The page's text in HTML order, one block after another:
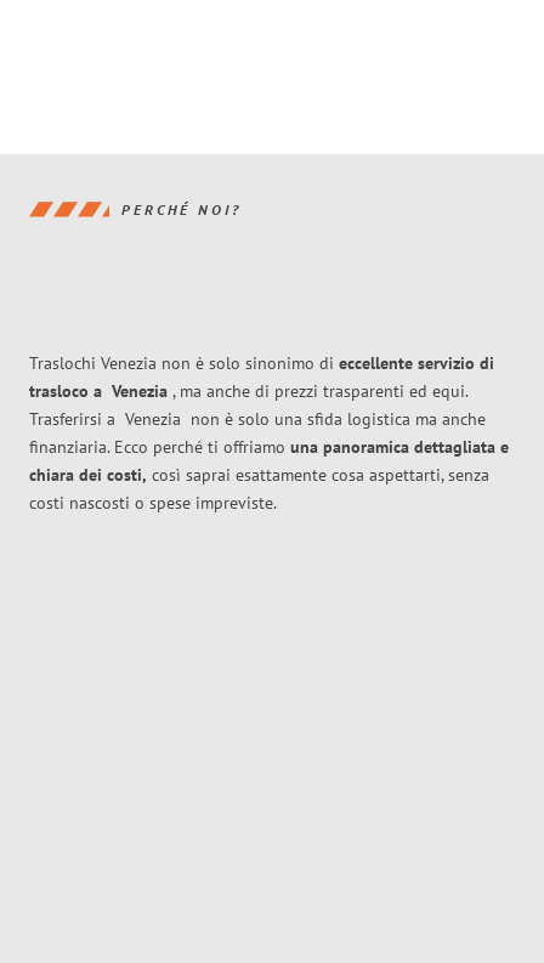
PERCHÉ NOI?
Traslochi Venezia non è solo sinonimo di eccellente servizio di
trasloco a Venezia , ma anche di prezzi trasparenti ed equi.
Trasferirsi a Venezia non è solo una sfida logistica ma anche
finanziaria. Ecco perché ti offriamo una panoramica dettagliata e
chiara dei costi, così saprai esattamente cosa aspettarti, senza
costi nascosti o spese impreviste.